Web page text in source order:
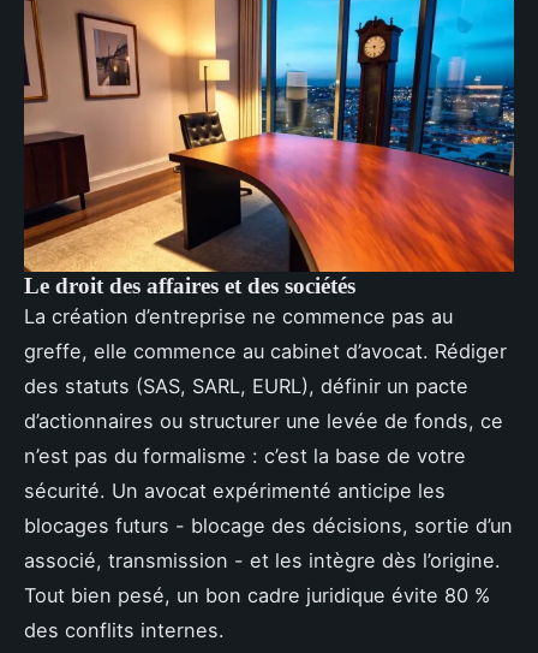
Le droit des affaires et des sociétés
La création d’entreprise ne commence pas au
greffe, elle commence au cabinet d’avocat. Rédiger
des statuts (SAS, SARL, EURL), définir un pacte
d’actionnaires ou structurer une levée de fonds, ce
n’est pas du formalisme : c’est la base de votre
sécurité. Un avocat expérimenté anticipe les
blocages futurs - blocage des décisions, sortie d’un
associé, transmission - et les intègre dès l’origine.
Tout bien pesé, un bon cadre juridique évite 80 %
des conflits internes.